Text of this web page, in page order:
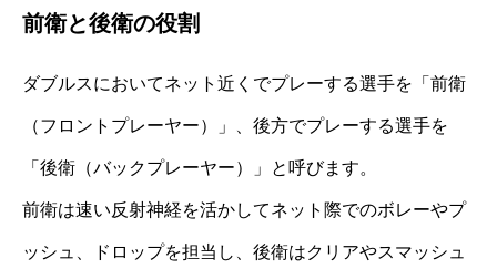
前衛と後衛の役割
ダブルスにおいてネット近くでプレーする選手を「前衛
（フロントプレーヤー）」、後方でプレーする選手を
「後衛（バックプレーヤー）」と呼びます。
前衛は速い反射神経を活かしてネット際でのボレーやプ
ッシュ、ドロップを担当し、後衛はクリアやスマッシュ